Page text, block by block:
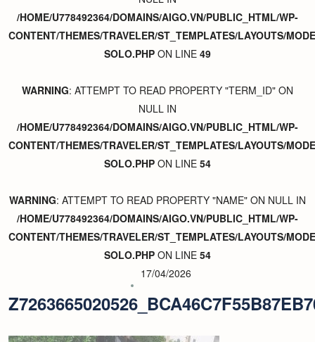
/HOME/U778492364/DOMAINS/AIGO.VN/PUBLIC_HTML/WP-
CONTENT/THEMES/TRAVELER/ST_TEMPLATES/LAYOUTS/
SOLO.PHP ON LINE 49
WARNING: ATTEMPT TO READ PROPERTY "TERM_ID" ON
NULL IN
/HOME/U778492364/DOMAINS/AIGO.VN/PUBLIC_HTML/WP-
CONTENT/THEMES/TRAVELER/ST_TEMPLATES/LAYOUTS/
SOLO.PHP ON LINE 54
WARNING: ATTEMPT TO READ PROPERTY "NAME" ON NULL IN
/HOME/U778492364/DOMAINS/AIGO.VN/PUBLIC_HTML/WP-
CONTENT/THEMES/TRAVELER/ST_TEMPLATES/LAYOUTS/
SOLO.PHP ON LINE 54
17/04/2026